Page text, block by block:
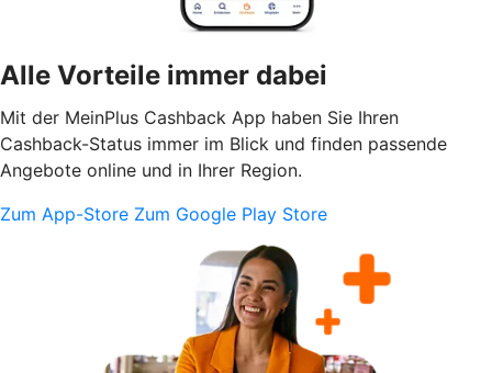
Alle Vorteile immer dabei
Mit der MeinPlus Cashback App haben Sie Ihren
Cashback-Status immer im Blick und finden passende
Angebote online und in Ihrer Region.
Zum App-Store Zum Google Play Store